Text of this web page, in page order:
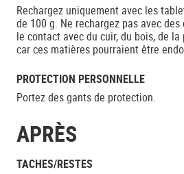
Rechargez uniquement avec les
de 100 g. Ne rechargez pas avec
le contact avec du cuir, du bois, de
car ces matières pourraient être
PROTECTION PERSONNELLE
Portez des gants de protection.
APRÈS
TACHES/RESTES